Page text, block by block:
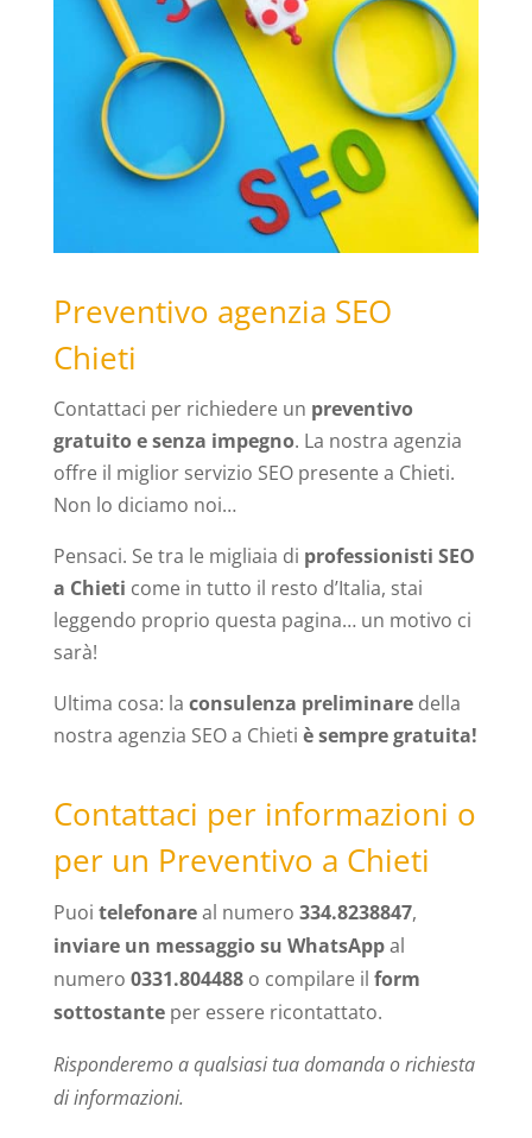
Preventivo agenzia SEO
Chieti
Contattaci per richiedere un preventivo
gratuito e senza impegno. La nostra agenzia
offre il miglior servizio SEO presente a Chieti.
Non lo diciamo noi…
Pensaci. Se tra le migliaia di professionisti SEO
a Chieti come in tutto il resto d’Italia, stai
leggendo proprio questa pagina… un motivo ci
sarà!
Ultima cosa: la consulenza preliminaredella
nostra agenzia SEO a Chieti è sempre gratuita!
Contattaci per informazioni o
per un Preventivo a Chieti
Puoi telefonareal numero 334.8238847,
inviare un messaggio su WhatsAppal
numero 0331.804488o compilare il form
sottostanteper essere ricontattato.
Risponderemo a qualsiasi tua domanda o richiesta
di informazioni.